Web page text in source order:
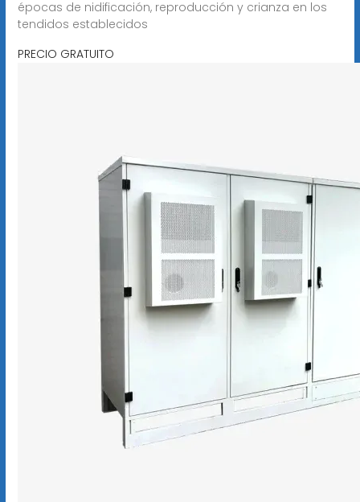
épocas de nidificación, reproducción y crianza en los
tendidos establecidos
PRECIO GRATUITO